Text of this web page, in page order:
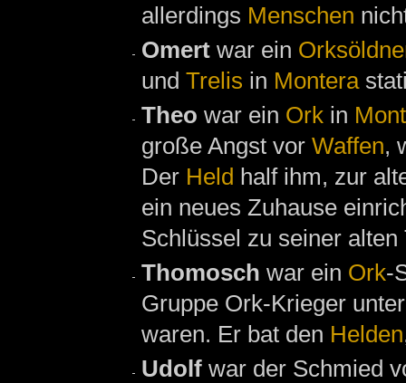
allerdings Menschen
Omert war ein
und Trelis in Montera
Theo war ein Ork in
große Angst vor Waffen,
Der Held half ihm, zur
ein neues Zuhause
Schlüssel zu seiner
Thomosch war ein Ork-
Gruppe Ork-Krieger
waren. Er bat den Helden
Udolf war der Schmied